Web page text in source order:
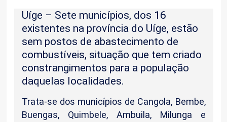
Uíge – Sete municípios, dos 16
existentes na província do Uíge, estão
sem postos de abastecimento de
combustíveis, situação que tem criado
constrangimentos para a população
daquelas localidades.
Trata-se dos municípios de Cangola, Bembe,
Buengas, Quimbele, Ambuila, Milunga e